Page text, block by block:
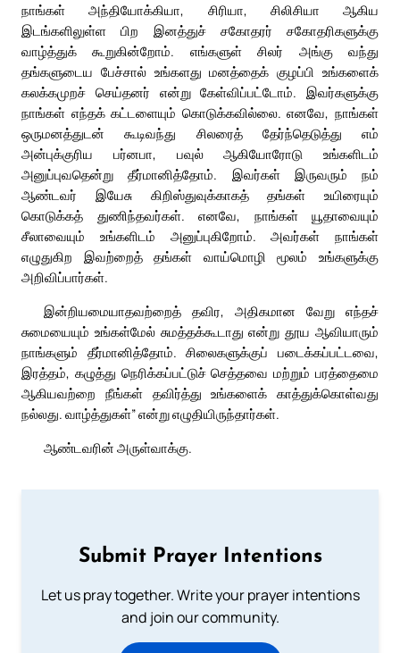
நாங்கள் அந்தியோக்கியா, சிரியா, சிலிசியா ஆகிய
இடங்களிலுள்ள பிற இனத்துச் சகோதரர் சகோதரிகளுக்கு
வாழ்த்துக் கூறுகின்றோம். எங்களுள் சிலர் அங்கு வந்து
தங்களுடைய பேச்சால் உங்களது மனத்தைக் குழப்பி உங்களைக்
கலக்கமுறச் செய்தனர் என்று கேள்விப்பட்டோம். இவர்களுக்கு
நாங்கள் எந்தக் கட்டளையும் கொடுக்கவில்லை. எனவே, நாங்கள்
ஒருமனத்துடன் கூடிவந்து சிலரைத் தேர்ந்தெடுத்து எம்
அன்புக்குரிய பர்னபா, பவுல் ஆகியோரோடு உங்களிடம்
அனுப்புவதென்று தீர்மானித்தோம். இவர்கள் இருவரும் நம்
ஆண்டவர் இயேசு கிறிஸ்துவுக்காகத் தங்கள் உயிரையும்
கொடுக்கத் துணிந்தவர்கள். எனவே, நாங்கள் யூதாவையும்
சீலாவையும் உங்களிடம் அனுப்புகிறோம். அவர்கள் நாங்கள்
எழுதுகிற இவற்றைத் தங்கள் வாய்மொழி மூலம் உங்களுக்கு
அறிவிப்பார்கள்.
இன்றியமையாதவற்றைத் தவிர, அதிகமான வேறு எந்தச்
சுமையையும் உங்கள்மேல் சுமத்தக்கூடாது என்று தூய ஆவியாரும்
நாங்களும் தீர்மானித்தோம். சிலைகளுக்குப் படைக்கப்பட்டவை,
இரத்தம், கழுத்து நெரிக்கப்பட்டுச் செத்தவை மற்றும் பரத்தைமை
ஆகியவற்றை நீங்கள் தவிர்த்து உங்களைக் காத்துக்கொள்வது
நல்லது. வாழ்த்துகள்” என்று எழுதியிருந்தார்கள்.
ஆண்டவரின் அருள்வாக்கு.
Submit Prayer Intentions
Let us pray together. Write your prayer intentions
and join our community.